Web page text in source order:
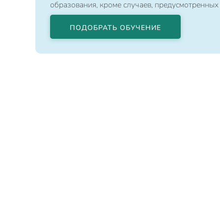
образования, кроме случаев,
ПОДОБРАТЬ ОБУЧЕНИЕ